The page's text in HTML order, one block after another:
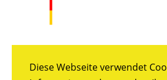
Diese Webseite verwendet